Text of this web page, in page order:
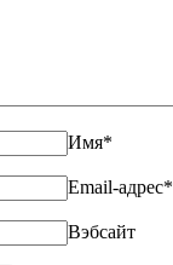
Имя*
Email-адрес*
Вэбсайт